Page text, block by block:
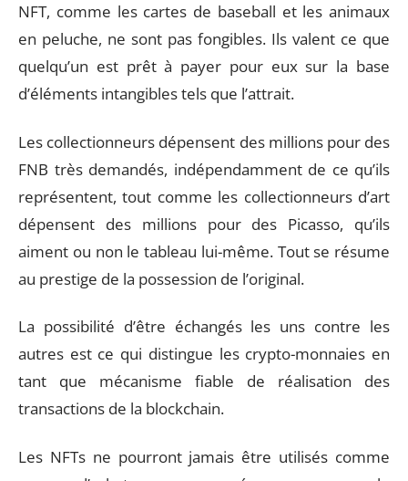
NFT, comme les cartes de baseball et les animaux
en peluche, ne sont pas fongibles. Ils valent ce que
quelqu’un est prêt à payer pour eux sur la base
d’éléments intangibles tels que l’attrait.
Les collectionneurs dépensent des millions pour des
FNB très demandés, indépendamment de ce qu’ils
représentent, tout comme les collectionneurs d’art
dépensent des millions pour des Picasso, qu’ils
aiment ou non le tableau lui-même. Tout se résume
au prestige de la possession de l’original.
La possibilité d’être échangés les uns contre les
autres est ce qui distingue les crypto-monnaies en
tant que mécanisme fiable de réalisation des
transactions de la blockchain.
Les NFTs ne pourront jamais être utilisés comme